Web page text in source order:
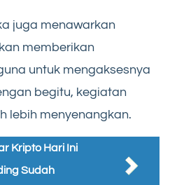
juga menawarkan
memberikan
untuk mengaksesnya
begitu, kegiatan
lebih menyenangkan.
Kripto Hari Ini
Sudah